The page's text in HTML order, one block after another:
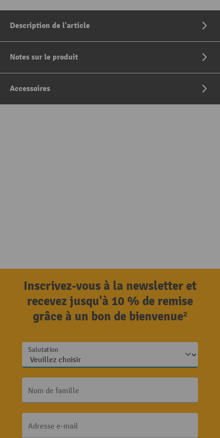
Description de l'article
Notes sur le produit
Accessoires
Inscrivez-vous à la newsletter et
recevez jusqu'à 10 % de remise
grâce à un bon de bienvenue²
Salutation
Nom de famille
Adresse e-mail